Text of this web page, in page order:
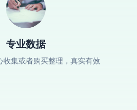
专业数据
收集或者购买整理，真实有效